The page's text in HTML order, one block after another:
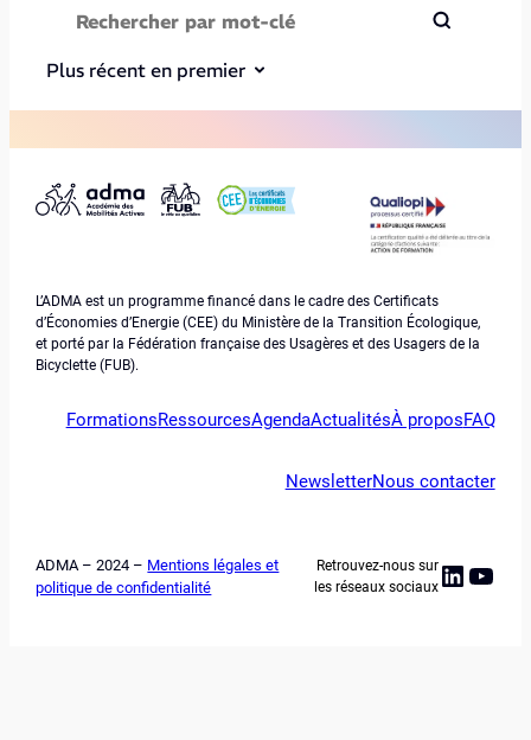
Plus récent en premier
L’ADMA est un programme financé dans le cadre des Certificats
d’Économies d’Energie (CEE) du Ministère de la Transition Écologique,
et porté par la Fédération française des Usagères et des Usagers de la
Bicyclette (FUB).
FormationsRessourcesAgendaActualitésÀ proposFAQ
NewsletterNous contacter
ADMA – 2024 – Mentions légales et
politique de confidentialité
Retrouvez-nous sur
les réseaux sociaux